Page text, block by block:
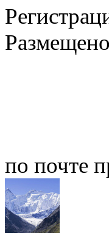
Размещено
по почте